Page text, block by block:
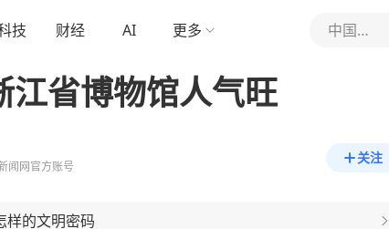
技 财经 AI 更多 中国新闻网
江省博物馆人气旺
闻网官方账号
关注
样的文明密码